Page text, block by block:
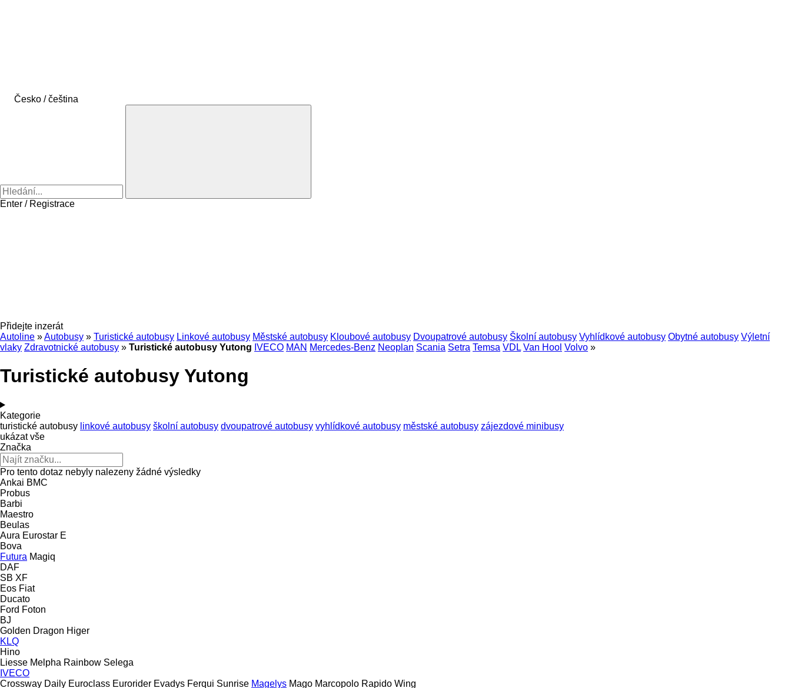
Česko / čeština
Enter / Registrace
Přidejte inzerát
Autoline »Autobusy » Turistické autobusy Linkové autobusy Městské autobusy Kloubové autobusy Dvoupatrové autobusy Školní autobusy Vyhlídkové autobusy Obytné autobusy Výletní
vlaky Zdravotnické autobusy » Turistické autobusy Yutong IVECO MAN Mercedes-Benz Neoplan Scania Setra Temsa VDL Van Hool Volvo »
Turistické autobusy Yutong
Kategorie
turistické autobusy linkové autobusy školní autobusy dvoupatrové autobusy vyhlídkové autobusy městské autobusy zájezdové minibusy
ukázat vše
Značka
Pro tento dotaz nebyly nalezeny žádné výsledky
Ankai BMC
Probus
Barbi
Maestro
Beulas
Aura Eurostar E
Bova
Futura Magiq
DAF
SB XF
Eos Fiat
Ducato
Ford Foton
BJ
Golden Dragon Higer
KLQ
Hino
Liesse Melpha Rainbow Selega
IVECO
Crossway Daily Euroclass Eurorider Evadys Ferqui Sunrise Magelys Mago Marcopolo Rapido Wing